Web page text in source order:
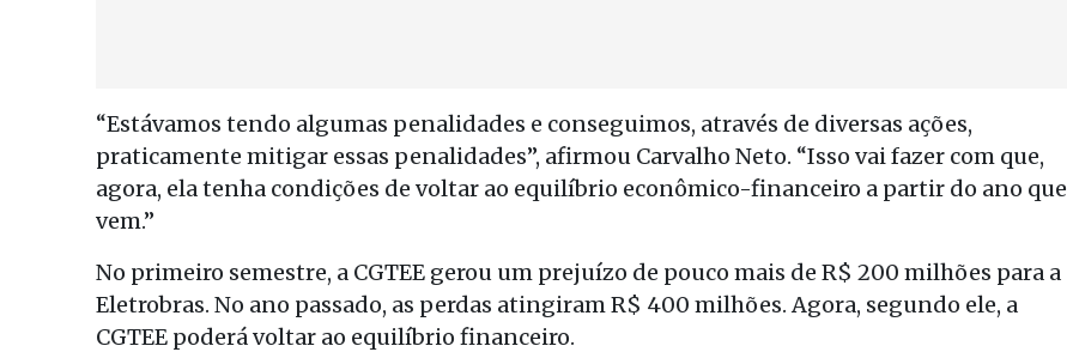
“Estávamos tendo algumas penalidades e conseguimos, através de diversas ações,
praticamente mitigar essas penalidades”, afirmou Carvalho Neto. “Isso vai fazer com que,
agora, ela tenha condições de voltar ao equilíbrio econômico-financeiro a partir do ano que
vem.”
No primeiro semestre, a CGTEE gerou um prejuízo de pouco mais de R$ 200 milhões para a
Eletrobras. No ano passado, as perdas atingiram R$ 400 milhões. Agora, segundo ele, a
CGTEE poderá voltar ao equilíbrio financeiro.